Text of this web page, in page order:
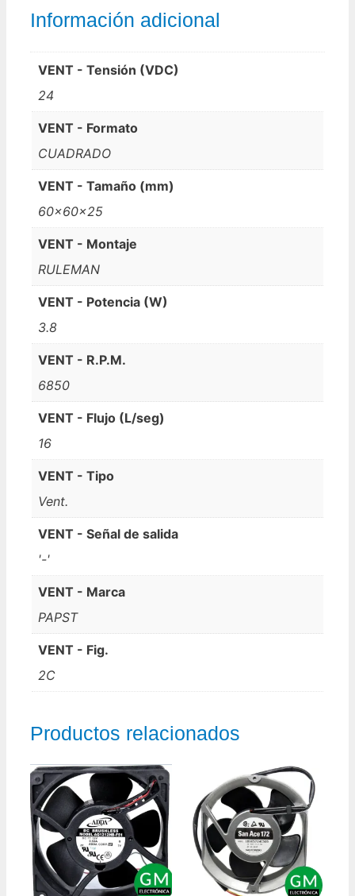
Información adicional
VENT - Tensión (VDC)
24
VENT - Formato
CUADRADO
VENT - Tamaño (mm)
60x60x25
VENT - Montaje
RULEMAN
VENT - Potencia (W)
3.8
VENT - R.P.M.
6850
VENT - Flujo (L/seg)
16
VENT - Tipo
Vent.
VENT - Señal de salida
'-'
VENT - Marca
PAPST
VENT - Fig.
2C
Productos relacionados